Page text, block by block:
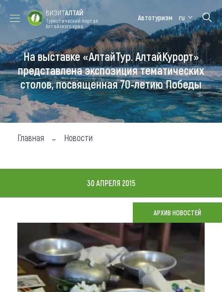
Форум VISIT
ALTAI
Цветение
маральника
Медицинский
форум
Алтайская
зимовка
Туры
Где побывать
Чем заняться
Карта
Что привезти (сувениры)
О регионе
Коллекция впечатлений
ВИЗИТАЛТАЙ
Туристический портал
Алтайского края
Автотуризм ru
На выставке «АлтайТур. АлтайКурорт»
представлена экспозиция тематических
столов, посвященная 70-летию Победы
Главная Новости
30 АПРЕЛЯ 2015
АРХИВ НОВОСТЕЙ